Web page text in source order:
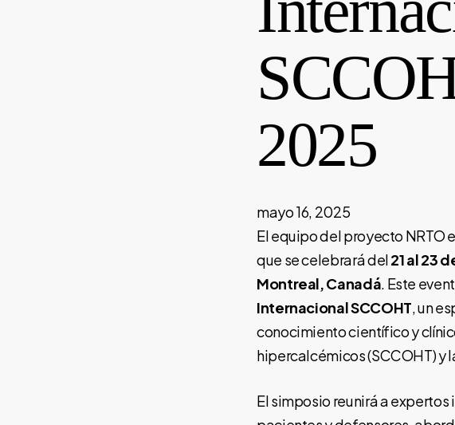
2025
mayo 16, 2025
El equipo del proyecto NRTO
que se celebrará del21 al 23
Montreal, Canadá. Este
Internacional SCCOHT, un
conocimiento científico y
hipercalcémicos (SCCOHT) y
El simposio reunirá a